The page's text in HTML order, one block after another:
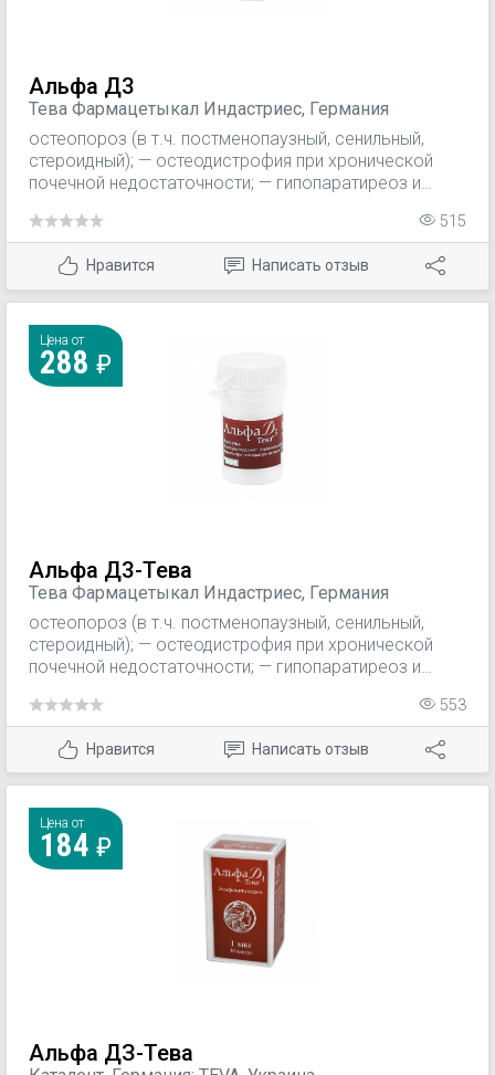
Альфа Д3
Тева Фармацетыкал Индастриес, Германия
остеопороз (в т.ч. постменопаузный, сенильный,
стероидный); — остеодистрофия при хронической
почечной недостаточности; — гипопаратиреоз и
связанные с недостаточностью питания или
всасывания; — гипофосфатемический витамин D-
резистентный рахит и остеомаляция; —
псевдодефицитный (витамин D-зависимый) рахит и
почечный ацидоз с нефрокальцинозом, поздним
рахитом и адипозогенитальной дистрофией); —
почечный ацидоз.
515
Нравится Написать отзыв
Цена от
288
Альфа Д3-Тева
Тева Фармацетыкал Индастриес, Германия
остеопороз (в т.ч. постменопаузный, сенильный,
стероидный); — остеодистрофия при хронической
почечной недостаточности; — гипопаратиреоз и
связанные с недостаточностью питания или
всасывания; — гипофосфатемический витамин D-
резистентный рахит и остеомаляция; —
псевдодефицитный (витамин D-зависимый) рахит и
почечный ацидоз с нефрокальцинозом, поздним
рахитом и адипозогенитальной дистрофией); —
почечный ацидоз.
553
Нравится Написать отзыв
Цена от
184
Альфа ДЗ-Тева